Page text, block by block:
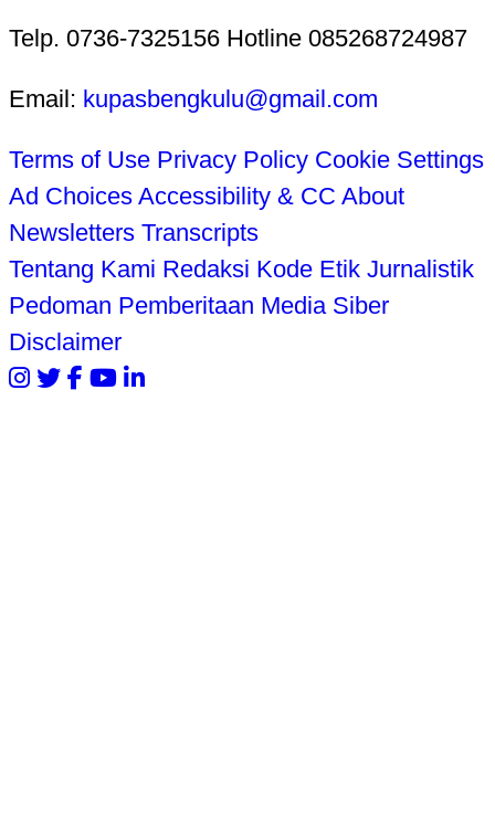
Telp. 0736-7325156 Hotline 085268724987
Email: kupasbengkulu@gmail.com
Terms of Use Privacy Policy Cookie Settings
Ad Choices Accessibility & CC About
Newsletters Transcripts
Tentang Kami Redaksi Kode Etik Jurnalistik
Pedoman Pemberitaan Media Siber
Disclaimer